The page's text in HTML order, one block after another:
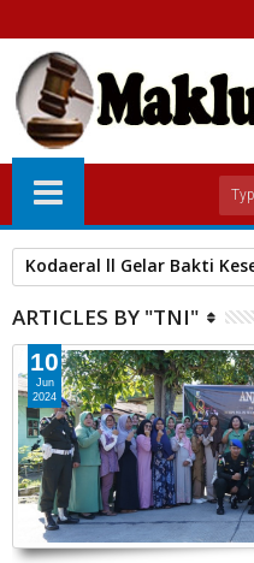
Kodaeral ll Gelar Bakti
ARTICLES BY "TNI"
10
Jun
2024